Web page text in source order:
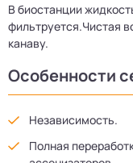
В биостанции
фильтруется.Чистая
канаву.
Особенности
Независимость.
Полная